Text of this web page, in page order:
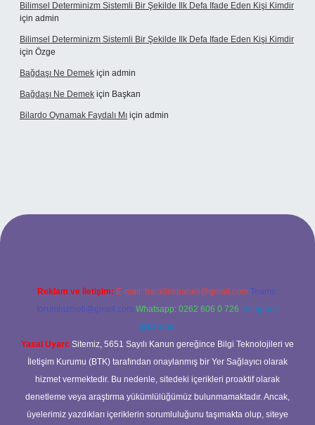
Bilimsel Determinizm Sistemli Bir Şekilde Ilk Defa Ifade Eden Kişi Kimdir
için admin
Bilimsel Determinizm Sistemli Bir Şekilde Ilk Defa Ifade Eden Kişi Kimdir
için Özge
Bağdaşı Ne Demek için admin
Bağdaşı Ne Demek için Başkan
Bilardo Oynamak Faydalı Mı için admin
Reklam ve İletişim: E-mail: backlinkpaneli@gmail.com Teams:
forumhizmeti@gmail.com Whatsapp: 0262 606 0 726 Telegram:
@karabul
Yasal Uyarı: Sitemiz, 5651 Sayılı Kanun gereğince Bilgi Teknolojileri ve
İletişim Kurumu (BTK) tarafından onaylanmış bir Yer Sağlayıcı olarak
hizmet vermektedir. Bu nedenle, sitedeki içerikleri proaktif olarak
denetleme veya araştırma yükümlülüğümüz bulunmamaktadır. Ancak,
üyelerimiz yazdıkları içeriklerin sorumluluğunu taşımakta olup, siteye